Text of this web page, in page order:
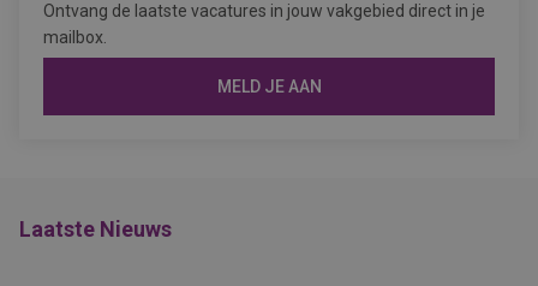
Ontvang de laatste vacatures in jouw vakgebied direct in je
mailbox.
MELD JE AAN
Laatste Nieuws